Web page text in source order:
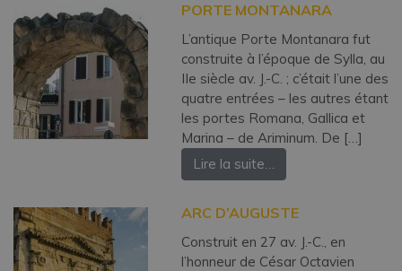
PORTE MONTANARA
L’antique Porte Montanara fut
construite à l’époque de Sylla, au
IIe siècle av. J.-C. ; c’était l’une des
quatre entrées – les autres étant
les portes Romana, Gallica et
Marina – de Ariminum. De […]
Lire la suite…
ARC D’AUGUSTE
Construit en 27 av. J.-C., en
l’honneur de César Octavien